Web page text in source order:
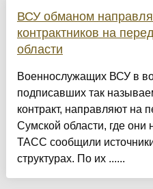
ВСУ обманом
контрактников на
области
Военнослужащих ВСУ в
подписавших так
контракт, направляют на
Сумской области, где они
ТАСС сообщили
структурах. По их ......